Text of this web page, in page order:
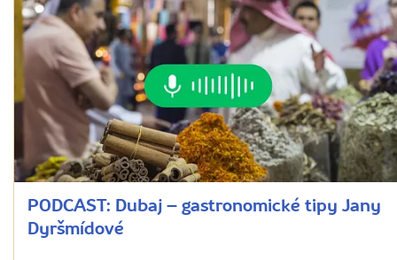
PODCAST: Dubaj – gastronomické tipy Jany
Dyršmídové